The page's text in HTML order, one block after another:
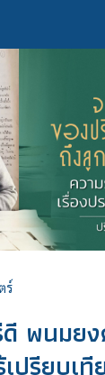
ร์
ดี พนมย
ปรียบเที